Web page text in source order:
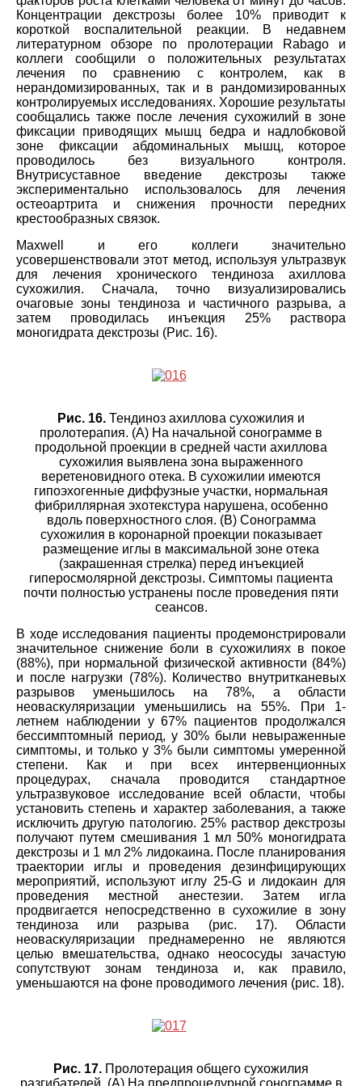
Концентрации декстрозы более 10% приводит к
короткой воспалительной реакции. В недавнем
литературном обзоре по пролотерации Rabago и
коллеги сообщили о положительных результатах
лечения по сравнению с контролем, как в
нерандомизированных, так и в рандомизированных
контролируемых исследованиях. Хорошие результаты
сообщались также после лечения сухожилий в зоне
фиксации приводящих мышц бедра и надлобковой
зоне фиксации абдоминальных мышц, которое
проводилось без визуального контроля.
Внутрисуставное введение декстрозы также
экспериментально использовалось для лечения
остеоартрита и снижения прочности передних
крестообразных связок.
Maxwell и его коллеги значительно
усовершенствовали этот метод, используя ультразвук
для лечения хронического тендиноза ахиллова
сухожилия. Сначала, точно визуализировались
очаговые зоны тендиноза и частичного разрыва, а
затем проводилась инъекция 25% раствора
моногидрата декстрозы (Рис. 16).
Рис. 16. Тендиноз ахиллова сухожилия и
пролотерапия. (A) На начальной сонограмме в
продольной проекции в средней части ахиллова
сухожилия выявлена зона выраженного
веретеновидного отека. В сухожилии имеются
гипоэхогенные диффузные участки, нормальная
фибриллярная эхотекстура нарушена, особенно
вдоль поверхностного слоя. (B) Сонограмма
сухожилия в коронарной проекции показывает
размещение иглы в максимальной зоне отека
(закрашенная стрелка) перед инъекцией
гиперосмолярной декстрозы. Симптомы пациента
почти полностью устранены после проведения пяти
сеансов.
В ходе исследования пациенты продемонстрировали
значительное снижение боли в сухожилиях в покое
(88%), при нормальной физической активности (84%)
и после нагрузки (78%). Количество внутритканевых
разрывов уменьшилось на 78%, а области
неоваскуляризации уменьшились на 55%. При 1-
летнем наблюдении у 67% пациентов продолжался
бессимптомный период, у 30% были невыраженные
симптомы, и только у 3% были симптомы умеренной
степени. Как и при всех интервенционных
процедурах, сначала проводится стандартное
ультразвуковое исследование всей области, чтобы
установить степень и характер заболевания, а также
исключить другую патологию. 25% раствор декстрозы
получают путем смешивания 1 мл 50% моногидрата
декстрозы и 1 мл 2% лидокаина. После планирования
траектории иглы и проведения дезинфицирующих
мероприятий, используют иглу 25-G и лидокаин для
проведения местной анестезии. Затем игла
продвигается непосредственно в сухожилие в зону
тендиноза или разрыва (рис. 17). Области
неоваскуляризации преднамеренно не являются
целью вмешательства, однако неососуды зачастую
сопутствуют зонам тендиноза и, как правило,
уменьшаются на фоне проводимого лечения (рис. 18).
Рис. 17. Пролотерация общего сухожилия
разгибателей. (A) На предпроцедурной сонограмме в